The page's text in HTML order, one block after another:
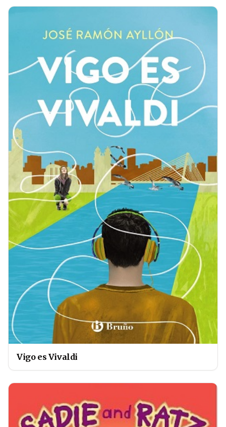
Vigo es Vivaldi